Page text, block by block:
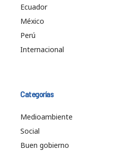
Ecuador
México
Perú
Internacional
Categorías
Medioambiente
Social
Buen gobierno